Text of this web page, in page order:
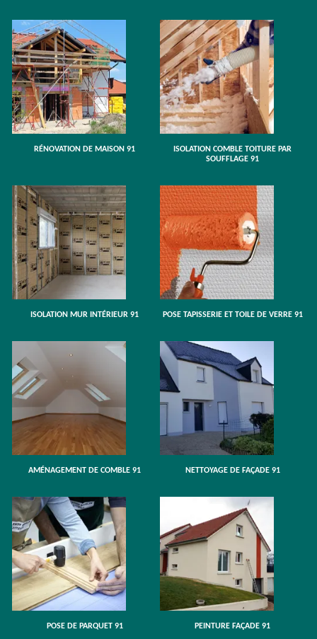
RÉNOVATION DE MAISON 91
ISOLATION COMBLE TOITURE PAR
SOUFFLAGE 91
ISOLATION MUR INTÉRIEUR 91 POSE TAPISSERIE ET TOILE DE VERRE 91
AMÉNAGEMENT DE COMBLE 91 NETTOYAGE DE FAÇADE 91
POSE DE PARQUET 91 PEINTURE FAÇADE 91